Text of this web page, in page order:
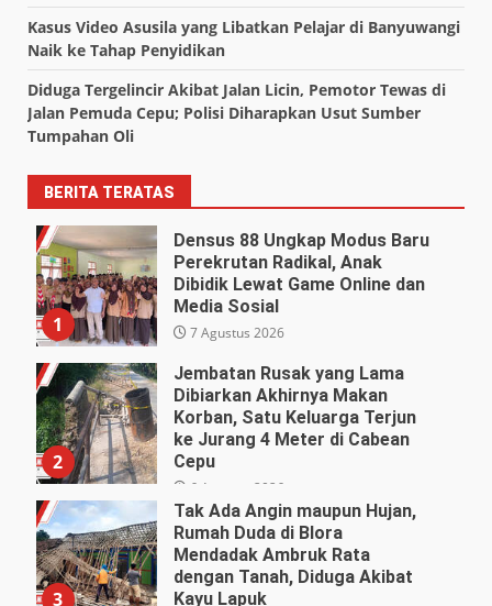
Kasus Video Asusila yang Libatkan Pelajar di Banyuwangi
Naik ke Tahap Penyidikan
Diduga Tergelincir Akibat Jalan Licin, Pemotor Tewas di
Jalan Pemuda Cepu; Polisi Diharapkan Usut Sumber
Tumpahan Oli
BERITA TERATAS
1
Densus 88 Ungkap Modus Baru
Perekrutan Radikal, Anak
Dibidik Lewat Game Online dan
Media Sosial
7 Agustus 2026
2
Jembatan Rusak yang Lama
Dibiarkan Akhirnya Makan
Korban, Satu Keluarga Terjun
ke Jurang 4 Meter di Cabean
Cepu
6 Agustus 2026
3
Tak Ada Angin maupun Hujan,
Rumah Duda di Blora
Mendadak Ambruk Rata
dengan Tanah, Diduga Akibat
Kayu Lapuk